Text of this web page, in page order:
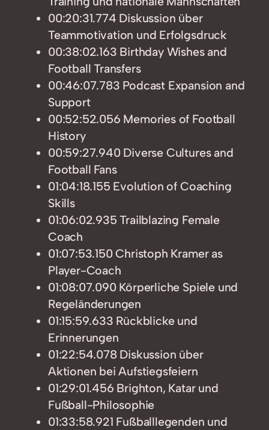
00:20:31.774 Diskussion über
Teammotivation und Erfolgsdruck
00:38:02.163 Birthday Wishes and
Football Transfers
00:46:07.783 Podcast Expansion and
Support
00:52:52.056 Memories of Football
History
00:59:27.940 Diverse Cultures and
Football Fans
01:04:18.155 Evolution of Coaching
Skills
01:06:02.935 Trailblazing Female
Coach
01:07:53.150 Christoph Kramer as
Player-Coach
01:08:07.090 Körperliche Spiele und
Regeländerungen
01:15:59.633 Rückblicke und
Erinnerungen
01:22:54.078 Diskussion über
Aktionen bei Aufstiegsfeiern
01:29:01.456 Brighton, Katar und
Fußball-Philosophie
01:33:58.921 Fußballlegenden und